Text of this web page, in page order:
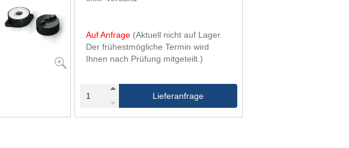
Auf Anfrage (Aktuell nicht auf Lager.
Der frühestmögliche Termin wird
Ihnen nach Prüfung mitgeteilt.)
Lieferanfrage